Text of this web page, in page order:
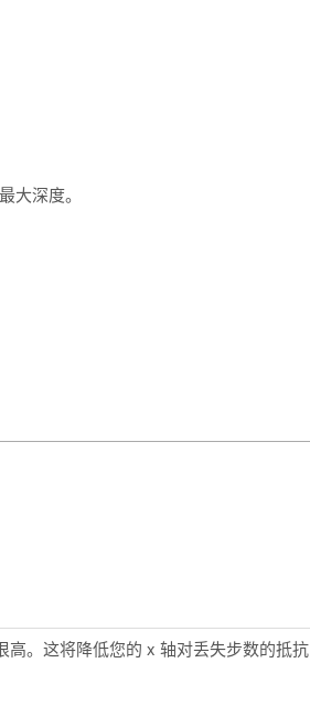
大深度。
。这将降低您的 x 轴对丢失步数的抵抗